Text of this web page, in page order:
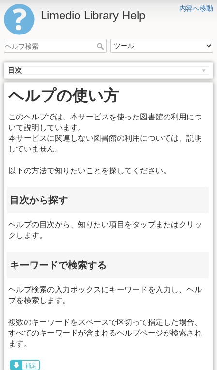
内容へ移動
Limedio Library Help
目次
ヘルプの使い方
このヘルプでは、本サービスを使った図書館の利用につ
いて説明しています。
本サービスに関連しない図書館の利用については、説明
していません。
以下の方法で知りたいことを探してください。
目次から探す
ヘルプの目次から、知りたい項目をタップまたはクリッ
クします。
キーワードで検索する
ヘルプ検索の入力ボックスにキーワードを入力し、ヘル
プを検索します。
複数のキーワードをスペースで区切って指定した場合、
すべてのキーワードが含まれるヘルプページが検索され
ます。
補足